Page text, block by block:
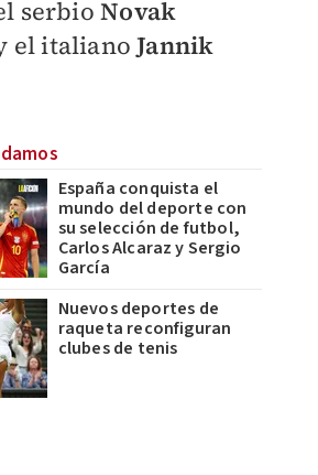
serbioNovak
el italianoJannik
España conquista el
mundo del deporte con
su selección de futbol,
Carlos Alcaraz y Sergio
García
Nuevos deportes de
raqueta reconfiguran
clubes de tenis